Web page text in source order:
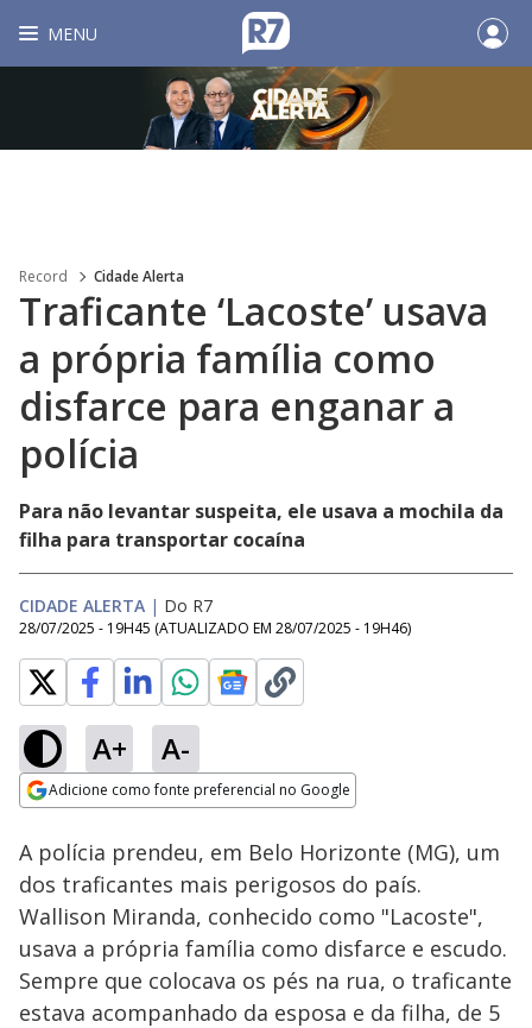
MENU
Record Cidade Alerta
Traficante ‘Lacoste’ usava
a própria família como
disfarce para enganar a
polícia
Para não levantar suspeita, ele usava a mochila da
filha para transportar cocaína
CIDADE ALERTA | Do R7
28/07/2025 - 19H45 (ATUALIZADO EM 28/07/2025 - 19H46)
A+ A-
Adicione como fonte preferencial no Google
Ativar
Loaded
24.67%
A polícia prendeu, em Belo Horizonte (MG), um
dos traficantes mais perigosos do país.
Wallison Miranda, conhecido como "Lacoste",
usava a própria família como disfarce e escudo.
Sempre que colocava os pés na rua, o traficante
estava acompanhado da esposa e da filha, de 5